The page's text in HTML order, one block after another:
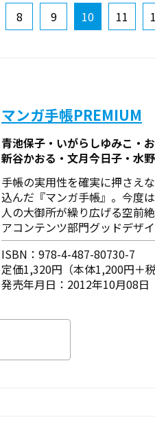
8 9 10 11
マンガ手帳PREMIUM
青池保子・いがらしゆみこ・
新谷かおる・文月今日子・水
手帳の実用性を確実に押さえ
込んだ『マンガ手帳』。今度
人の大御所が繰り広げる空前
アコンテンツ部門グッドデザ
ISBN：978-4-487-80730-7
定価1,320円（本体1,200円＋税
発売年月日：2012年10月08日